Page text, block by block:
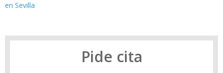
en Sevilla
Pide cita